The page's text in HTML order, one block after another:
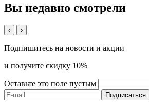
Вы недавно смотрели
‹ ›
Подпишитесь на новости и акции
и получите скидку 10%
Оставьте это поле пустым
Подписаться